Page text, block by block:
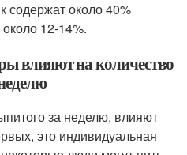
содержат около 40%
12-14%.
влияют на количество
за неделю, влияют
это индивидуальная